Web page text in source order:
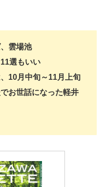
雲場池
選もいい
10月中旬～11月上旬
お世話になった軽井